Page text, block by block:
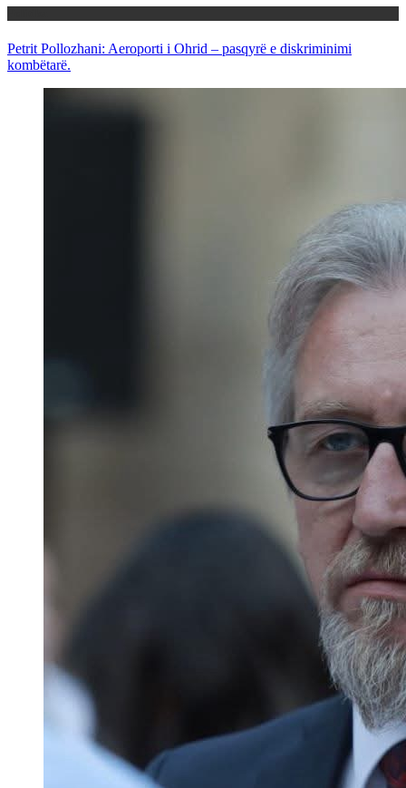
Petrit Pollozhani: Aeroporti i Ohrid – pasqyrë e diskriminimi
kombëtarë.